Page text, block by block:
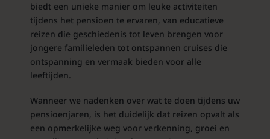
biedt een unieke manier om leuke activiteiten
tijdens het pensioen te ervaren, van educatieve
reizen die geschiedenis tot leven brengen voor
jongere familieleden tot ontspannen cruises die
ontspanning en vermaak bieden voor alle
leeftijden.
Wanneer we nadenken over wat te doen tijdens uw
pensioenjaren, is het duidelijk dat reizen opvalt als
een opmerkelijke weg voor verkenning, groei en